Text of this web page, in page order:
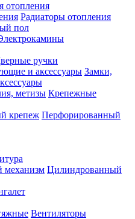
отопления
Радиаторы отопления
пол
ручки
Замки,
Крепежные
Перфорированный
Цилиндрованный
Вентиляторы